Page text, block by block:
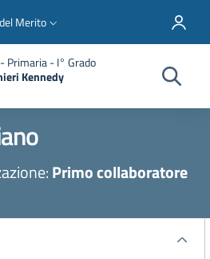
Merito
Primaria - I° Grado
Kennedy
Primo collaboratore